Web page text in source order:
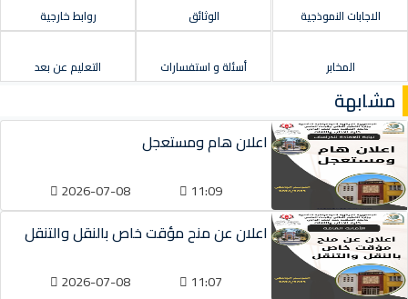
الاجابات النموذجية الوثائق روابط خارجية
المخابر أسئلة و استفسارات التعليم عن بعد
مشابهة
اعلان هام ومستعجل
11:09
2026-07-08
اعلان عن منح مؤقت خاص بالنقل والتنقل
11:07
2026-07-08